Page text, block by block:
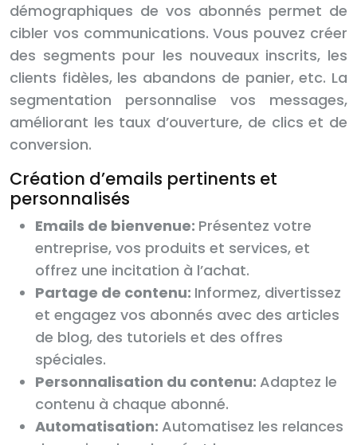
démographiques de vos abonnés permet de
cibler vos communications. Vous pouvez créer
des segments pour les nouveaux inscrits, les
clients fidèles, les abandons de panier, etc. La
segmentation personnalise vos messages,
améliorant les taux d’ouverture, de clics et de
conversion.
Création d’emails pertinents et
personnalisés
Emails de bienvenue: Présentez votre
entreprise, vos produits et services, et
offrez une incitation à l’achat.
Partage de contenu: Informez, divertissez
et engagez vos abonnés avec des articles
de blog, des tutoriels et des offres
spéciales.
Personnalisation du contenu: Adaptez le
contenu à chaque abonné.
Automatisation: Automatisez les relances